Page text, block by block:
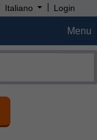
Italiano | Login
Menu